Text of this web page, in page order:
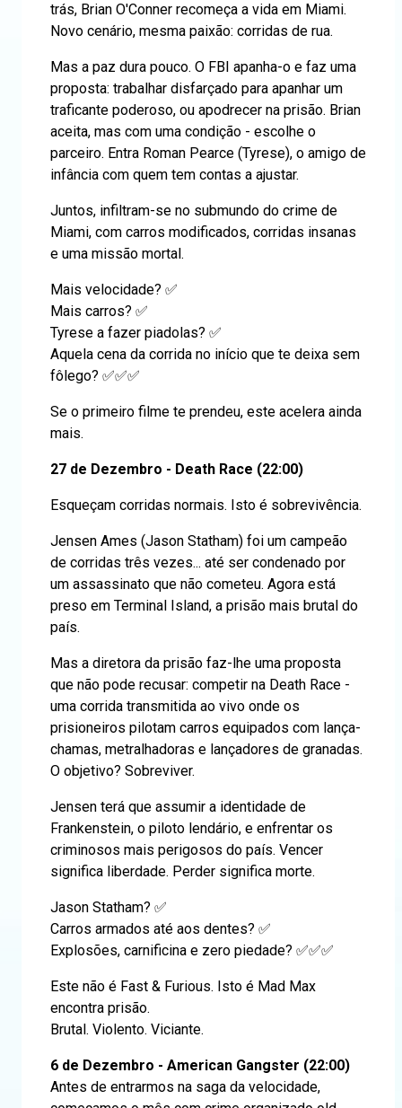
trás, Brian O'Conner recomeça a vida em Miami.
Novo cenário, mesma paixão: corridas de rua.
Mas a paz dura pouco. O FBI apanha-o e faz uma
proposta: trabalhar disfarçado para apanhar um
traficante poderoso, ou apodrecer na prisão. Brian
aceita, mas com uma condição - escolhe o
parceiro. Entra Roman Pearce (Tyrese), o amigo de
infância com quem tem contas a ajustar.
Juntos, infiltram-se no submundo do crime de
Miami, com carros modificados, corridas insanas
e uma missão mortal.
Mais velocidade? ✅
Mais carros? ✅
Tyrese a fazer piadolas? ✅
Aquela cena da corrida no início que te deixa sem
fôlego? ✅✅✅
Se o primeiro filme te prendeu, este acelera ainda
mais.
27 de Dezembro - Death Race (22:00)
Esqueçam corridas normais. Isto é sobrevivência.
Jensen Ames (Jason Statham) foi um campeão
de corridas três vezes... até ser condenado por
um assassinato que não cometeu. Agora está
preso em Terminal Island, a prisão mais brutal do
país.
Mas a diretora da prisão faz-lhe uma proposta
que não pode recusar: competir na Death Race -
uma corrida transmitida ao vivo onde os
prisioneiros pilotam carros equipados com lança-
chamas, metralhadoras e lançadores de granadas.
O objetivo? Sobreviver.
Jensen terá que assumir a identidade de
Frankenstein, o piloto lendário, e enfrentar os
criminosos mais perigosos do país. Vencer
significa liberdade. Perder significa morte.
Jason Statham? ✅
Carros armados até aos dentes? ✅
Explosões, carnificina e zero piedade? ✅✅✅
Este não é Fast & Furious. Isto é Mad Max
encontra prisão.
Brutal. Violento. Viciante.
6 de Dezembro - American Gangster (22:00)
Antes de entrarmos na saga da velocidade,